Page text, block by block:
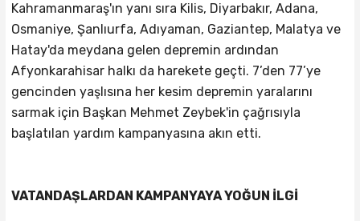
Kahramanmaraş'ın yanı sıra Kilis, Diyarbakır, Adana,
Osmaniye, Şanlıurfa, Adıyaman, Gaziantep, Malatya ve
Hatay'da meydana gelen depremin ardından
Afyonkarahisar halkı da harekete geçti. 7’den 77’ye
gencinden yaşlısına her kesim depremin yaralarını
sarmak için Başkan Mehmet Zeybek'in çağrısıyla
başlatılan yardım kampanyasına akın etti.
VATANDAŞLARDAN KAMPANYAYA YOĞUN İLGİ